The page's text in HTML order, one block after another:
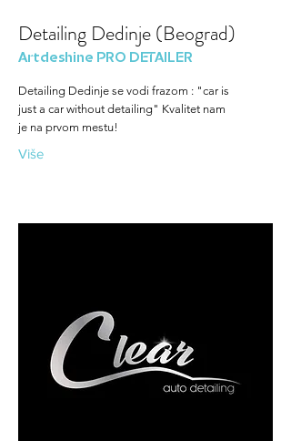
Detailing Dedinje (Beograd)
Artdeshine PRO DETAILER
Detailing Dedinje se vodi frazom : "car is
just a car without detailing" Kvalitet nam
je na prvom mestu!
Više